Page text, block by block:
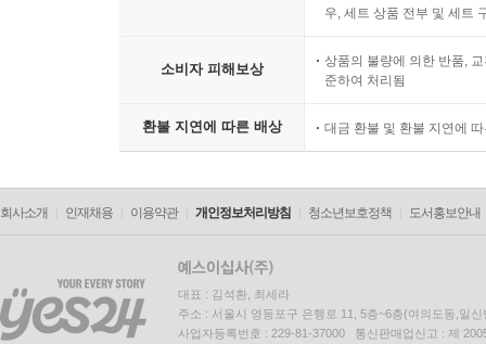
우, 세트 상품 전부 및 세트
소비자 피해보상
상품의 불량에 의한 반품,
준하여 처리됨
환불 지연에 따른 배상 대금 환불 및 환불 지연에
회사소개 인재채용 이용약관 개인정보처리방침 청소년보호정책 도서홍보안내
대표 : 김석환, 최세라
주소 : 서울시 영등포구 은행로 11, 5층~6층(여의도동,일신
사업자등록번호 : 229-81-37000 통신판매업신고 : 제